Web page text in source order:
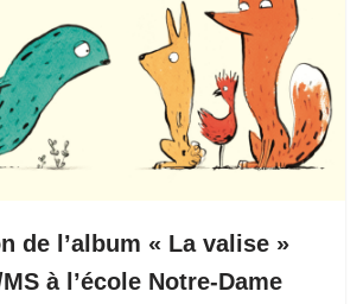
de l’album « La valise »
à l’école Notre-Dame